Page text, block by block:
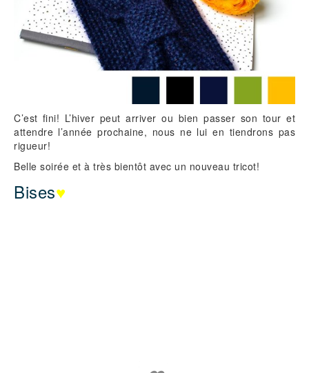
C’est fini! L’hiver peut arriver ou bien passer son tour et
attendre l’année prochaine, nous ne lui en tiendrons pas
rigueur!
Belle soirée et à très bientôt avec un nouveau tricot!
Bises♥